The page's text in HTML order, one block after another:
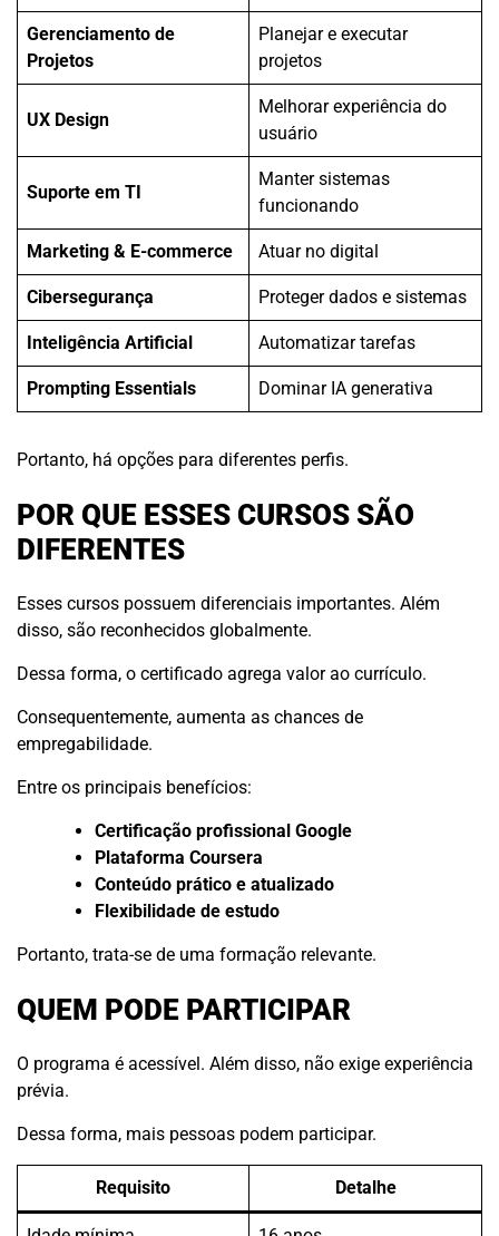
Gerenciamento de
Projetos
Planejar e executar
projetos
UX Design
Melhorar experiência do
usuário
Suporte em TI
Manter sistemas
funcionando
Marketing & E-commerce Atuar no digital
Cibersegurança Proteger dados e sistemas
Inteligência Artificial Automatizar tarefas
Prompting Essentials Dominar IA generativa
Portanto, há opções para diferentes perfis.
POR QUE ESSES CURSOS SÃO
DIFERENTES
Esses cursos possuem diferenciais importantes. Além
disso, são reconhecidos globalmente.
Dessa forma, o certificado agrega valor ao currículo.
Consequentemente, aumenta as chances de
empregabilidade.
Entre os principais benefícios:
Certificação profissional Google
Plataforma Coursera
Conteúdo prático e atualizado
Flexibilidade de estudo
Portanto, trata-se de uma formação relevante.
QUEM PODE PARTICIPAR
O programa é acessível. Além disso, não exige experiência
prévia.
Dessa forma, mais pessoas podem participar.
Requisito Detalhe